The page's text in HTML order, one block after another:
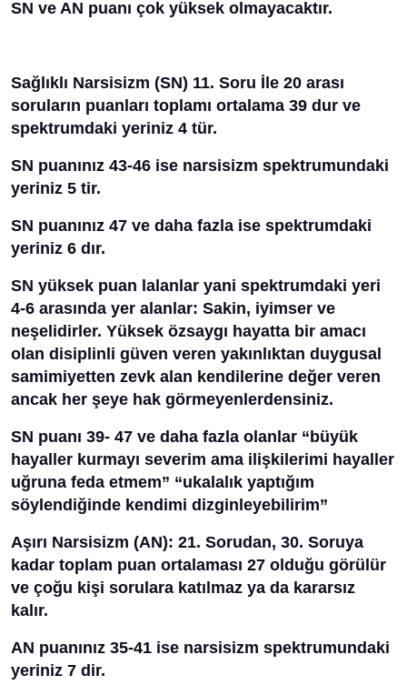
SN ve AN puanı çok yüksek olmayacaktır.
Sağlıklı Narsisizm (SN) 11. Soru İle 20 arası
soruların puanları toplamı ortalama 39 dur ve
spektrumdaki yeriniz 4 tür.
SN puanınız 43-46 ise narsisizm spektrumundaki
yeriniz 5 tir.
SN puanınız 47 ve daha fazla ise spektrumdaki
yeriniz 6 dır.
SN yüksek puan lalanlar yani spektrumdaki yeri
4-6 arasında yer alanlar: Sakin, iyimser ve
neşelidirler. Yüksek özsaygı hayatta bir amacı
olan disiplinli güven veren yakınlıktan duygusal
samimiyetten zevk alan kendilerine değer veren
ancak her şeye hak görmeyenlerdensiniz.
SN puanı 39- 47 ve daha fazla olanlar “büyük
hayaller kurmayı severim ama ilişkilerimi hayaller
uğruna feda etmem” “ukalalık yaptığım
söylendiğinde kendimi dizginleyebilirim”
Aşırı Narsisizm (AN): 21. Sorudan, 30. Soruya
kadar toplam puan ortalaması 27 olduğu görülür
ve çoğu kişi sorulara katılmaz ya da kararsız
kalır.
AN puanınız 35-41 ise narsisizm spektrumundaki
yeriniz 7 dir.